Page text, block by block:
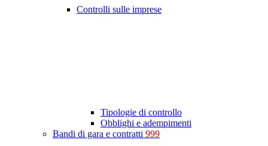
Controlli sulle imprese
Tipologie di controllo
Obblighi e adempimenti
Bandi di gara e contratti 999